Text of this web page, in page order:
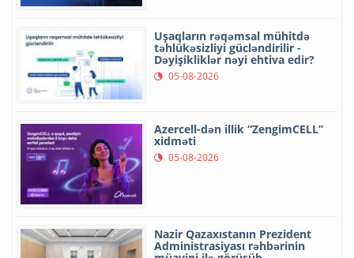
Uşaqların rəqəmsal mühitdə
təhlükəsizliyi gücləndirilir -
Dəyişikliklər nəyi ehtiva edir?
05-08-2026
Azercell-dən illik “ZengimCELL”
xidməti
05-08-2026
Nazir Qazaxıstanın Prezident
Administrasiyası rəhbərinin